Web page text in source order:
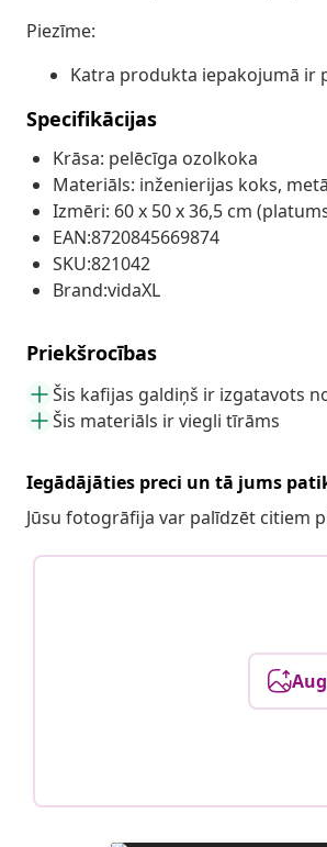
Piezīme:
Katra produkta iepakojumā ir
Specifikācijas
Krāsa: pelēcīga ozolkoka
Materiāls: inženierijas koks,
Izmēri: 60 x 50 x 36,5 cm
EAN:8720845669874
SKU:821042
Brand:vidaXL
Priekšrocības
Šis kafijas galdiņš ir izgatavots
Šis materiāls ir viegli tīrāms
Iegādājāties preci un tā jums
Jūsu fotogrāfija var palīdzēt citiem